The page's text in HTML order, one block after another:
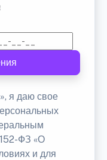
я даю свое
ФЗ «О
и для